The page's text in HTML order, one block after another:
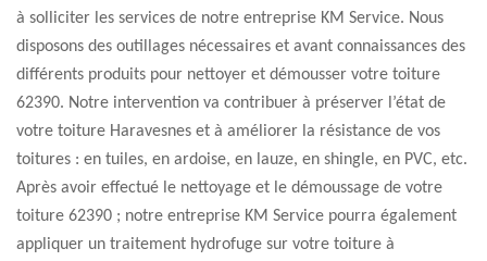
à solliciter les services de notre entreprise KM Service. Nous
disposons des outillages nécessaires et avant connaissances des
différents produits pour nettoyer et démousser votre toiture
62390. Notre intervention va contribuer à préserver l’état de
votre toiture Haravesnes et à améliorer la résistance de vos
toitures : en tuiles, en ardoise, en lauze, en shingle, en PVC, etc.
Après avoir effectué le nettoyage et le démoussage de votre
toiture 62390 ; notre entreprise KM Service pourra également
appliquer un traitement hydrofuge sur votre toiture à